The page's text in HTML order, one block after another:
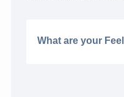
What are your